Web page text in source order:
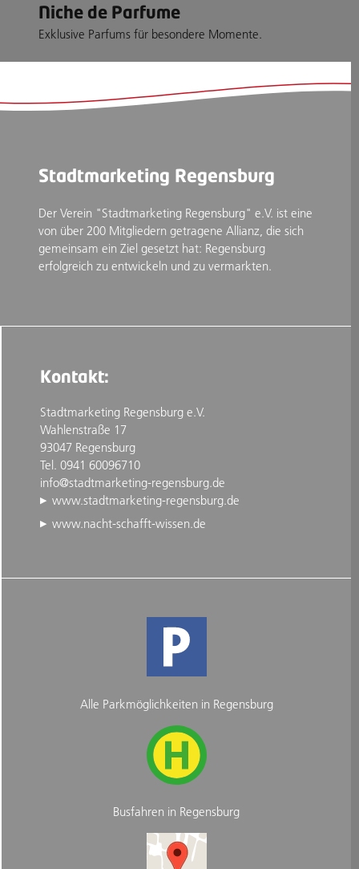
Niche de Parfume
Exklusive Parfums für besondere Momente.
Stadtmarketing Regensburg
Der Verein "Stadtmarketing Regensburg" e.V. ist eine
von über 200 Mitgliedern getragene Allianz, die sich
gemeinsam ein Ziel gesetzt hat: Regensburg
erfolgreich zu entwickeln und zu vermarkten.
Kontakt:
Stadtmarketing Regensburg e.V.
Wahlenstraße 17
93047 Regensburg
Tel. 0941 60096710
info@stadtmarketing-regensburg.de
www.stadtmarketing-regensburg.de
www.nacht-schafft-wissen.de
Alle Parkmöglichkeiten in Regensburg
Busfahren in Regensburg